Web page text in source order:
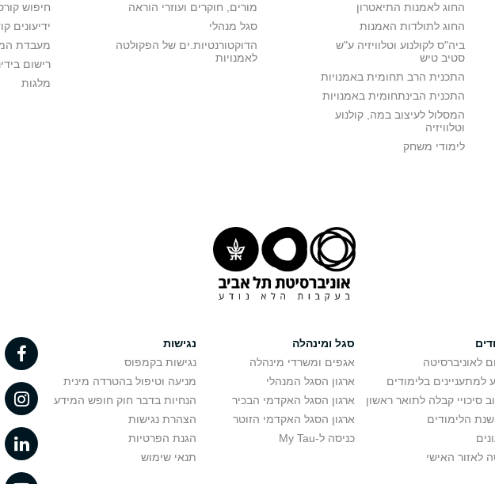
החוג לאמנות התיאטרון
החוג לתולדות האמנות
ביה"ס לקולנוע וטלוויזיה ע"ש
סטיב טיש
התכנית הרב תחומית באמנויות
התכנית הבינתחומית באמנויות
המסלול לעיצוב במה, קולנוע
וטלוויזיה
לימודי משחק
מורים, חוקרים ועוזרי הוראה
סגל מנהלי
הדוקטורנטיות.ים של הפקולטה
לאמנויות
חיפוש
ידיעונים
מעבדת
רישום
מלגות
לאוניברסיטה
למתעניינים בלימודים
סיכויי קבלה לתואר ראשון
הלימודים
לאזור האישי
סגל ומינהלה
אגפים ומשרדי מינהלה
ארגון הסגל המנהלי
ארגון הסגל האקדמי הבכיר
ארגון הסגל האקדמי הזוטר
כניסה ל-My Tau
נגישות
נגישות בקמפוס
מניעה וטיפול בהטרדה מינית
הנחיות בדבר חוק חופש המידע
הצהרת נגישות
הגנת הפרטיות
תנאי שימוש